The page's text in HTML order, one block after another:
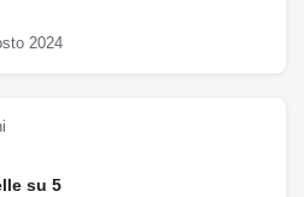
2024
su 5